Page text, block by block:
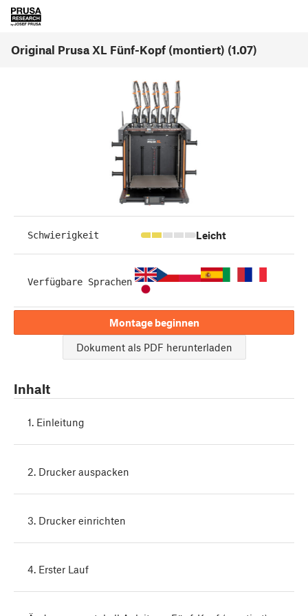
Original Prusa XL Fünf-Kopf (montiert) (1.07)
Schwierigkeit Leicht
Verfügbare Sprachen
Montage beginnen
Dokument als PDF herunterladen
Inhalt
1. Einleitung
2. Drucker auspacken
3. Drucker einrichten
4. Erster Lauf